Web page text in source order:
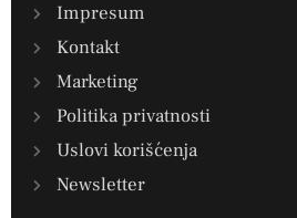
Impresum
Kontakt
Marketing
Politika privatnosti
Uslovi korišćenja
Newsletter